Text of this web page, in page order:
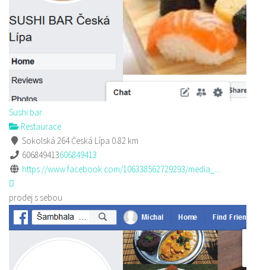
Sushi bar
Restaurace
Sokolská 264 Česká Lípa 0.82 km
606849413606849413
https://www.facebook.com/106338562729293/media_...
prodej s sebou